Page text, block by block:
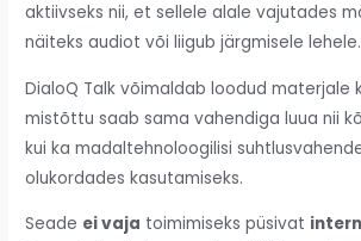
aktiivseks nii, et sellele alale vajutades
näiteks audiot või liigub järgmisele lehele.
DialoQ Talk võimaldab loodud materjale
mistõttu saab sama vahendiga luua nii
kui ka madaltehnoloogilisi
olukordades kasutamiseks.
Seade ei vaja toimimiseks püsivat